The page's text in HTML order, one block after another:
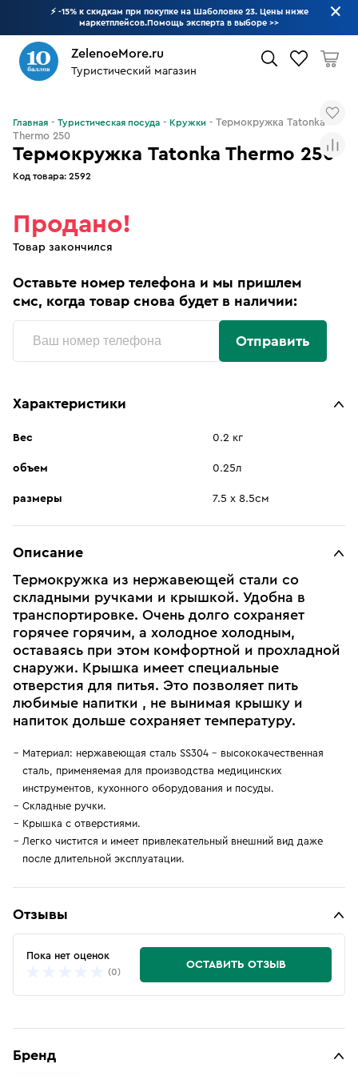
⚡ -15% к скидкам при покупке на Шаболовке 23. Цены ниже
маркетплейсов.Помощь эксперта в выборе >>
ZelenoeMore.ru
Туристический магазин
Термокружка Tatonka Thermo 250
Код товара: 2592
Главная Туристическая посуда Кружки
Термокружка Tatonka
Thermo 250
Продано!
Товар закончился
Оставьте номер телефона и мы пришлем
смс, когда товар снова будет в наличии:
Отправить
Характеристики
Вес 0.2 кг
объем 0.25л
размеры 7.5 х 8.5см
Описание
Термокружка из нержавеющей стали со
складными ручками и крышкой. Удобна в
транспортировке. Очень долго сохраняет
горячее горячим, а холодное холодным,
оставаясь при этом комфортной и прохладной
снаружи. Крышка имеет специальные
отверстия для питья. Это позволяет пить
любимые напитки , не вынимая крышку и
напиток дольше сохраняет температуру.
Материал: нержавеющая сталь SS304 - высококачественная
сталь, применяемая для производства медицинских
инструментов, кухонного оборудования и посуды.
Складные ручки.
Крышка с отверстиями.
Легко чистится и имеет привлекательный внешний вид даже
после длительной эксплуатации.
Отзывы
Пока нет оценок
(0)
ОСТАВИТЬ ОТЗЫВ
Бренд